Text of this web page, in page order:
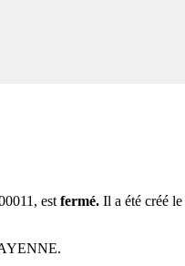
, est fermé. Il a été créé le
.